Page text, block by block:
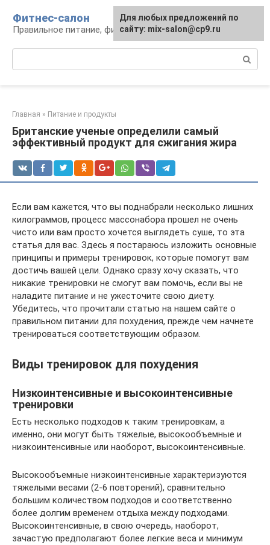
контенту
Фитнес-салон
Правильное питание, фитнес, образ жизни
Главная » Питание и продукты
Британские ученые определили самый
эффективный продукт для сжигания жира
Если вам кажется, что вы поднабрали несколько лишних
килограммов, процесс массонабора прошел не очень
чисто или вам просто хочется выглядеть суше, то эта
статья для вас. Здесь я постараюсь изложить основные
принципы и примеры тренировок, которые помогут вам
достичь вашей цели. Однако сразу хочу сказать, что
никакие тренировки не смогут вам помочь, если вы не
наладите питание и не ужесточите свою диету.
Убедитесь, что прочитали статью на нашем сайте о
правильном питании для похудения, прежде чем начнете
тренироваться соответствующим образом.
Виды тренировок для похудения
Низкоинтенсивные и высокоинтенсивные
тренировки
Есть несколько подходов к таким тренировкам, а
именно, они могут быть тяжелые, высокообъемные и
низкоинтенсивные или наоборот, высокоинтенсивные.
Высокообъемные низкоинтенсивные характеризуются
тяжелыми весами (2-6 повторений), сравнительно
большим количеством подходов и соответственно
более долгим временем отдыха между подходами.
Высокоинтенсивные, в свою очередь, наоборот,
зачастую предполагают более легкие веса и минимум
Для любых предложений по
сайту: mix-salon@cp9.ru